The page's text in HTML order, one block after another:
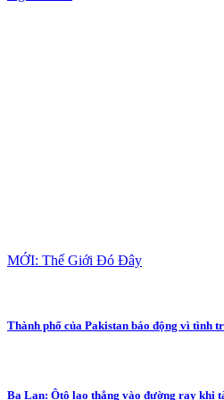
MỚI: Thế Giới Đó Đây
Thành phố của Pakistan báo động vì tình
Ba Lan: Ôtô lao thẳng vào đường ray khi